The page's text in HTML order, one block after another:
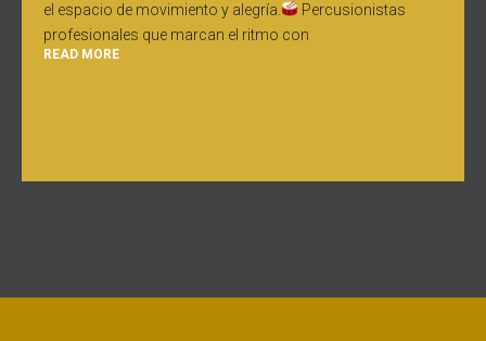
el espacio de movimiento y alegría.
Percusionistas
profesionales que marcan el ritmo con
READ MORE